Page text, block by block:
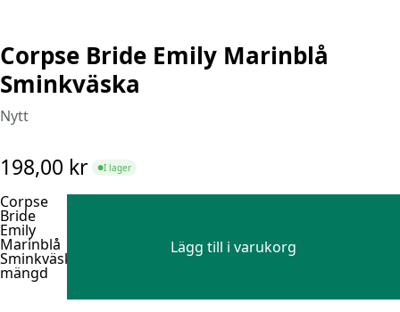
Corpse Bride Emily Marinblå
Sminkväska
Nytt
198,00 kr ●I lager
Corpse
Bride
Emily
Marinblå
Sminkväska
mängd
Lägg till i varukorg